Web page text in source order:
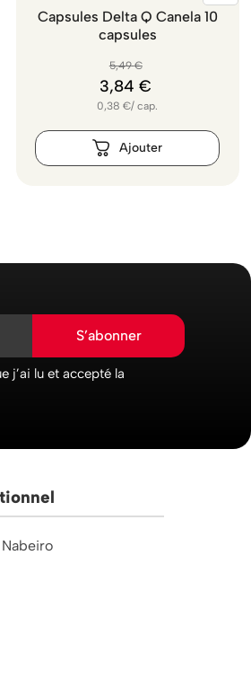
Capsules Delta Q Canela 10
capsules
5,49 €
3,84 €
0,38 €/cap.
S’abonner
j’ai lu et accepté la